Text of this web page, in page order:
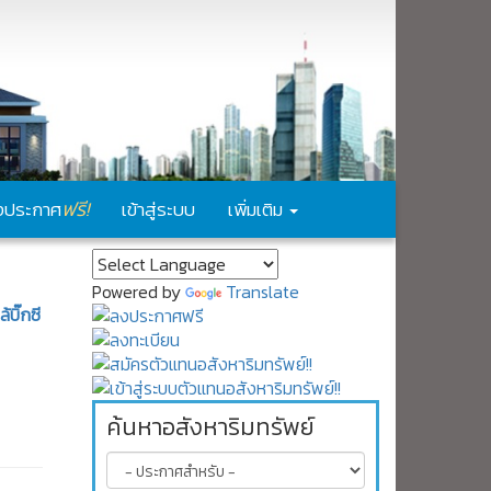
ระกาศฟรี! เข้าสู่ระบบ เพิ่มเติม
บิ๊กซี
Powered by Translate
ค้นหาอสังหาริมทรัพย์